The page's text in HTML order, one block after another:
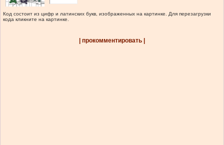
Код состоит из цифр и латинских букв, изображенных на картинке. Для перезагрузки
кода кликните на картинке.
| прокомментировать |